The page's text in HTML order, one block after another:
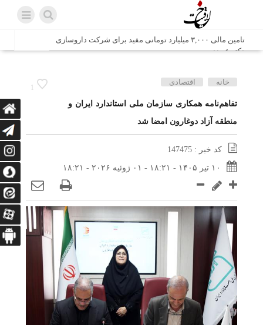
تامین مالی ۳,۰۰۰ میلیارد تومانی مفید برای شرکت داروسازی
دکتر عبیدی
شش وزیر کابینه پاکستان با حضور در سفارت ایران در اسلام
اتابک: ظرفیت های جدید همکاری‌های تجاری ایران و پاکستان با
محوریت بخش خصوصی فعال می‌شود
در مسیر جا‌مانده‌ها، دل‌ها به کربلا رسیده است
وزیر صمت خواستار پیگیری کانتینرهای ایرانی در بندر کراچی
شد / تجارت ۱۰ میلیارد دلاری ایران و پاکستان
هدیه ویژه همراهی اربعین شرکت مخابرات ایران؛ «نگارا»
ارتباط زائران را آسان‌تر می‌کند
زائران اربعین با کد ملی، خط تلفن ثابت رایگان با تلفن همراه
دریافت می‌کنند
غرفه‌های «نگارا» در مرزهای اربعین آماده خدمت‌رسانی به
زائران هستند
1
خانه اقتصادی
تفاهم‌نامه همکاری سازمان ملی استاندارد ایران و
منطقه آزاد دوغارون امضا شد
کد خبر : 147475
۱۰ تیر ۱۴۰۵ - ۱۸:۲۱ - ۰۱ ژوئیه ۲۰۲۶ - ۱۸:۲۱